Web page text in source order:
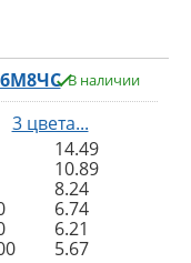
В наличии
3 цвета...
14.49
10.89
8.24
6.74
6.21
5.67